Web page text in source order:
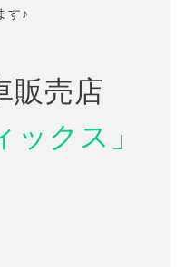
す♪
販売店
ックス」